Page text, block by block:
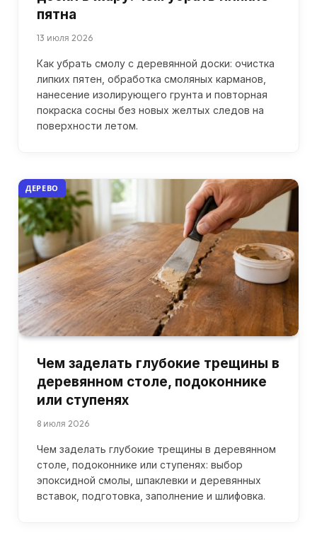
пятна
13 июля 2026
Как убрать смолу с деревянной доски: очистка
липких пятен, обработка смоляных карманов,
нанесение изолирующего грунта и повторная
покраска сосны без новых желтых следов на
поверхности летом.
ДЕРЕВО
Чем заделать глубокие трещины в
деревянном столе, подоконнике
или ступенях
8 июля 2026
Чем заделать глубокие трещины в деревянном
столе, подоконнике или ступенях: выбор
эпоксидной смолы, шпаклевки и деревянных
вставок, подготовка, заполнение и шлифовка.